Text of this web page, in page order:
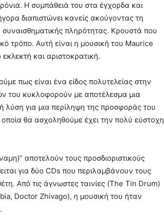
Η συμπάθειά του στα έγχορδα και
διαπιστώνει κανείς ακούγοντας τη
πληρότητας. Κρουστά που
τρόπο. Αυτή είναι η μουσική του Μaurice
και αριστοκρατική.
πως είναι ένα είδος πολυτελείας στην
του κυκλοφορούν με αποτέλεσμα μια
λύση για μια περίληψη της προσφοράς του
θα ασχοληθούμε έχει την πολύ εύστοχη
αποτελούν τους προσδιοριστικούς
για δύο CDs που περιλαμβάνουν τους
Από τις άγνωστες ταινίες (The Tin Drum)
Doctor Zhivago), η μουσική του ήταν